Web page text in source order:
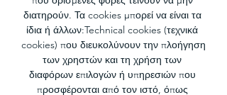
διατηρούν. Τα cookies μπορεί να είναι τα
ίδια ή άλλων:Technical cookies (τεχνικά
cookies) που διευκολύνουν την πλοήγηση
των χρηστών και τη χρήση των
διαφόρων επιλογών ή υπηρεσιών που
προσφέρονται από τον ιστό, όπως